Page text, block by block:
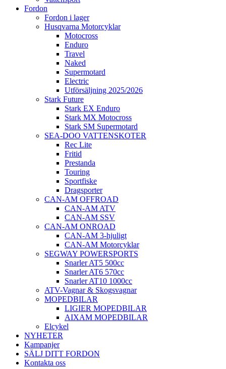
Fordon
Fordon i lager
Husqvarna Motorcyklar
Motocross
Enduro
Travel
Naked
Supermotard
Electric
Utförsäljning 2025/2026
Stark Future
Stark EX Enduro
Stark MX Motocross
Stark SM Supermotard
SEA-DOO VATTENSKOTER
Rec Lite
Fritid
Prestanda
Touring
Sportfiske
Dragsporter
CAN-AM OFFROAD
CAN-AM ATV
CAN-AM SSV
CAN-AM ONROAD
CAN-AM 3-hjuligt
CAN-AM Motorcyklar
SEGWAY POWERSPORTS
Snarler AT5 500cc
Snarler AT6 570cc
Snarler AT10 1000cc
ATV-Vagnar & Skogsvagnar
MOPEDBILAR
LIGIER MOPEDBILAR
AIXAM MOPEDBILAR
Elcykel
NYHETER
Kampanjer
SÄLJ DITT FORDON
Kontakta oss